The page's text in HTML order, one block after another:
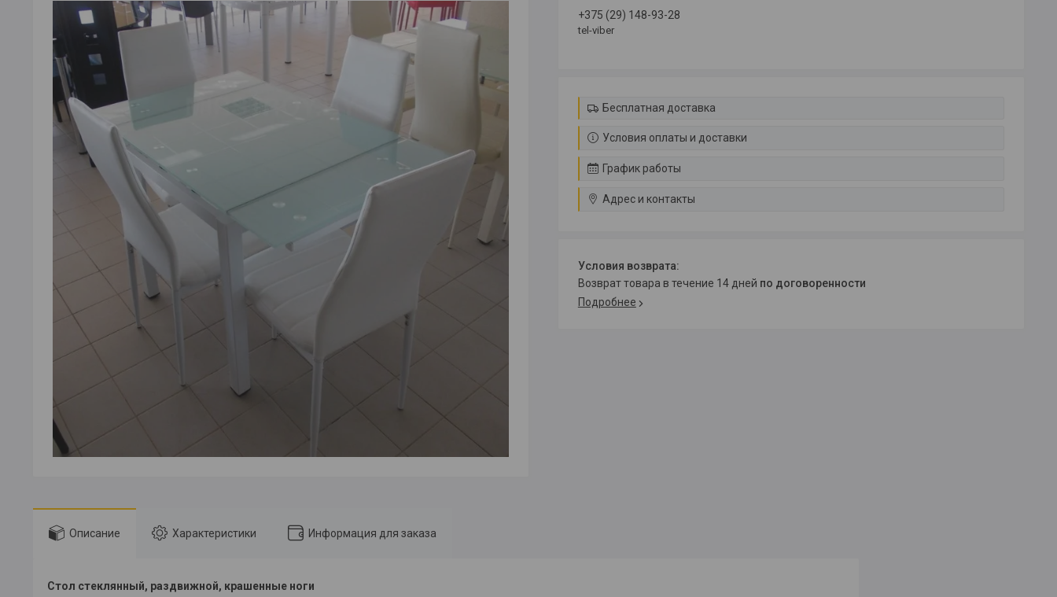
+375 (29) 148-93-28
tel-viber
Бесплатная доставка
Условия оплаты и доставки
График работы
Адрес и контакты
возврат товара в течение 14 дней по договоренности
Подробнее
Описание Характеристики Информация для заказа
Стол стеклянный, раздвижной, крашенные ноги